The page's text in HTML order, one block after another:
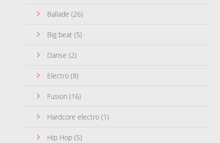
Ballade (26)
Big beat (5)
Danse (2)
Electro (8)
Fusion (16)
Hardcore electro (1)
Hip Hop (5)